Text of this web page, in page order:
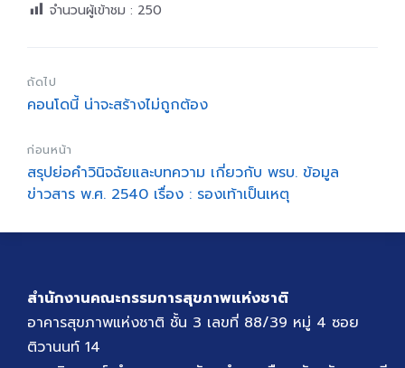
จำนวนผู้เข้าชม : 250
ถัดไป
คอนโดนี้ น่าจะสร้างไม่ถูกต้อง
ก่อนหน้า
สรุปย่อคำวินิจฉัยและบทความ เกี่ยวกับ พรบ. ข้อมูล
ข่าวสาร พ.ศ. 2540 เรื่อง : รองเท้าเป็นเหตุ
สำนักงานคณะกรรมการสุขภาพแห่งชาติ
อาคารสุขภาพแห่งชาติ ชั้น 3 เลขที่ 88/39 หมู่ 4 ซอย
ติวานนท์ 14